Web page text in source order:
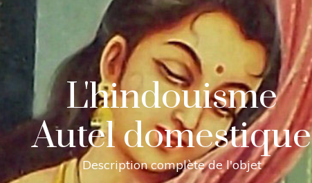
L'hindouisme
Autel domestique
Description complète de l'objet